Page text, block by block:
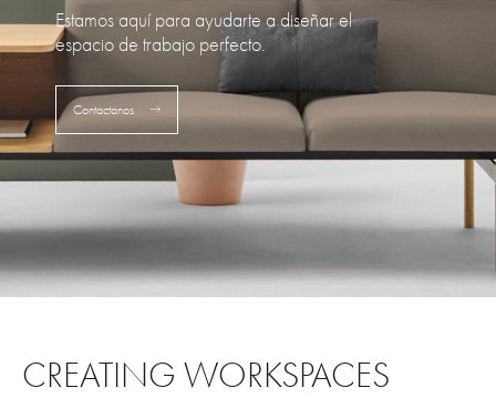
Estamos aquí para ayudarte a diseñar el
espacio de trabajo perfecto.
Contactanos
CREATING WORKSPACES